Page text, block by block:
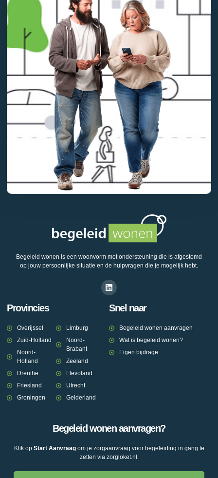
Begeleid wonen is een woonvorm met ondersteuning die is afgestemd
op jouw persoonlijke situatie en de hulpvragen die je mogelijk hebt.
Provincies
Overijssel
Zuid-Holland
Noord-
Holland
Drenthe
Friesland
Groningen
Limburg
Noord-
Brabant
Zeeland
Flevoland
Utrecht
Gelderland
Snel naar
Begeleid wonen aanvragen
Wat is begeleid wonen?
Eigen bijdrage
Begeleid wonen aanvragen?
Klik op Start Aanvraagom je zorgaanvraag voor begeleiding in gang te
zetten via zorgloket.nl.